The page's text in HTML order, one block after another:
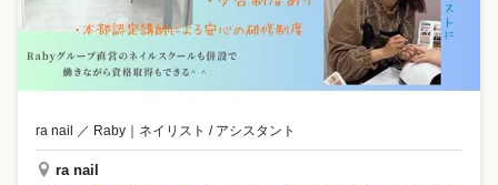
ra nail ／ Raby ネイリスト / アシスタント
ra nail